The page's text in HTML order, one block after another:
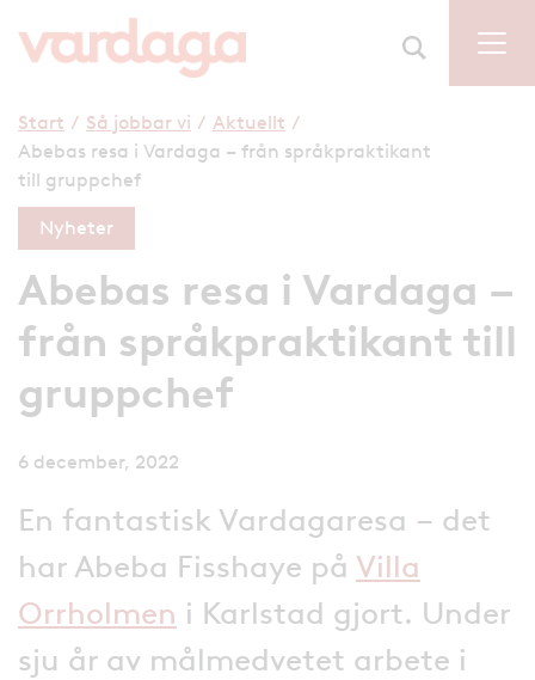
Start / Så jobbar vi / Aktuellt /
Abebas resa i Vardaga – från språkpraktikant
till gruppchef
Nyheter
Abebas resa i Vardaga –
från språkpraktikant till
gruppchef
6 december, 2022
En fantastisk Vardagaresa – det
har Abeba Fisshaye på Villa
Orrholmen i Karlstad gjort. Under
sju år av målmedvetet arbete i